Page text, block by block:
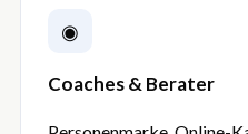
◉
Coaches & Berater